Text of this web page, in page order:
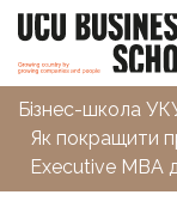
Бізнес-школа
Як покращити
Executive MBA